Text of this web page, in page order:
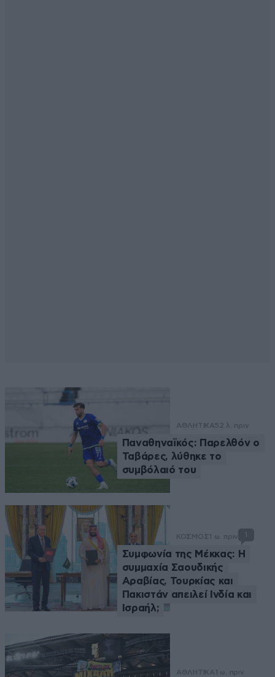
ΑΘΛΗΤΙΚΑ52 λ. πριν
Παναθηναϊκός: Παρελθόν ο
Ταβάρες, λύθηκε το
συμβόλαιό του
ΚΟΣΜΟΣ 1 ω. πριν 1
Συμφωνία της Μέκκας: Η
συμμαχία Σαουδικής
Αραβίας, Τουρκίας και
Πακιστάν απειλεί Ινδία και
Ισραήλ;
ΑΘΛΗΤΙΚΑ 1 ω. πριν